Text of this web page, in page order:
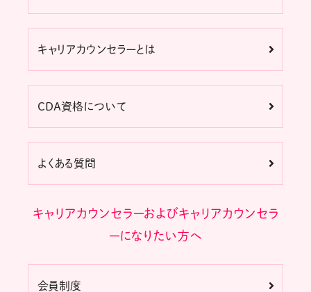
キャリアカウンセラーとは
CDA資格について
よくある質問
キャリアカウンセラーおよびキャリアカウンセラ
ーになりたい方へ
会員制度